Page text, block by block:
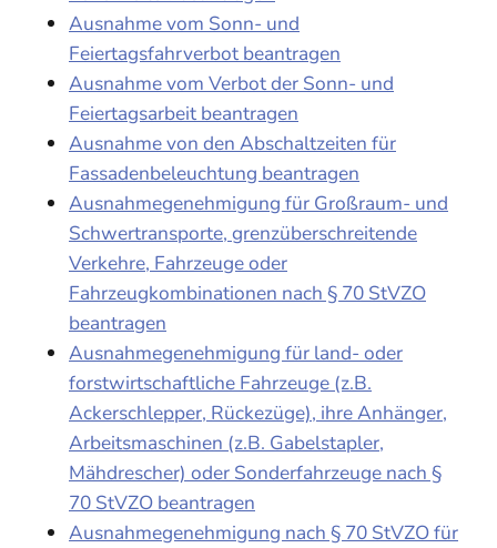
Ausnahme vom Sonn- und
Feiertagsfahrverbot beantragen
Ausnahme vom Verbot der Sonn- und
Feiertagsarbeit beantragen
Ausnahme von den Abschaltzeiten für
Fassadenbeleuchtung beantragen
Ausnahmegenehmigung für Großraum- und
Schwertransporte, grenzüberschreitende
Verkehre, Fahrzeuge oder
Fahrzeugkombinationen nach § 70 StVZO
beantragen
Ausnahmegenehmigung für land- oder
forstwirtschaftliche Fahrzeuge (z.B.
Ackerschlepper, Rückezüge), ihre Anhänger,
Arbeitsmaschinen (z.B. Gabelstapler,
Mähdrescher) oder Sonderfahrzeuge nach §
70 StVZO beantragen
Ausnahmegenehmigung nach § 70 StVZO für